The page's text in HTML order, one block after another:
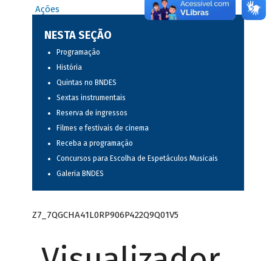
Ações
NESTA SEÇÃO
Programação
História
Quintas no BNDES
Sextas instrumentais
Reserva de ingressos
Filmes e festivais de cinema
Receba a programação
Concursos para Escolha de Espetáculos Musicais
Galeria BNDES
Z7_7QGCHA41L0RP906P422Q9Q01V5